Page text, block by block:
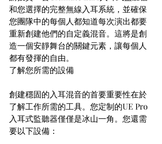
和您選擇的完整無線入耳系統，並確保
您團隊中的每個人都知道每次演出都要
重新創建他們的自定義混音。這將是創
造一個安靜舞台的關鍵元素，讓每個人
都有發揮的自由。
了解您所需的設備
創建穩固的入耳混音的首要重要性在於
了解工作所需的工具。您定制的UE Pro
入耳式監聽器僅僅是冰山一角。您還需
要以下設備：